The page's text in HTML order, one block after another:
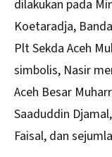
dilakukan pada
Koetaradja,
Plt Sekda Aceh
simbolis, Nasir
Aceh Besar
Saaduddin
Faisal, dan